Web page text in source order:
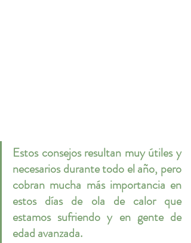
Estos consejos resultan muy útiles y
necesarios durante todo el año, pero
cobran mucha más importancia en
estos días de ola de calor que
estamos sufriendo y en gente de
edad avanzada.